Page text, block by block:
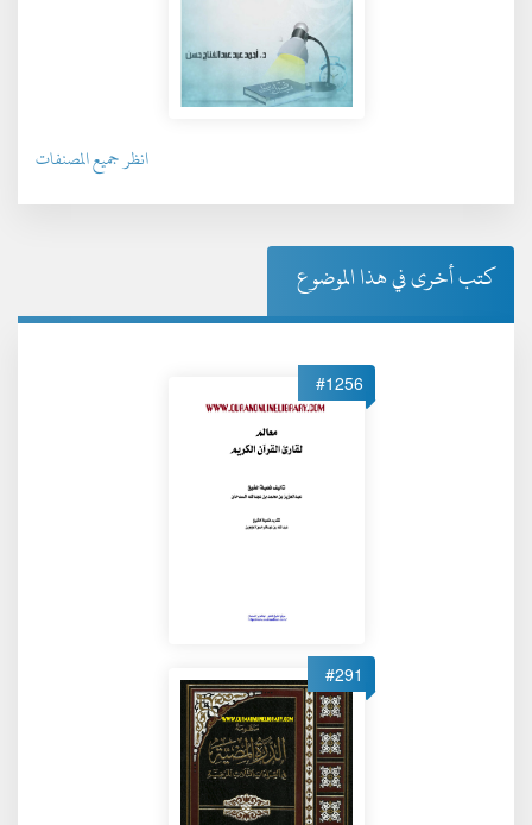
انظر جميع المصنفات
كتب أخرى في هذا الموضوع
#1256
#291